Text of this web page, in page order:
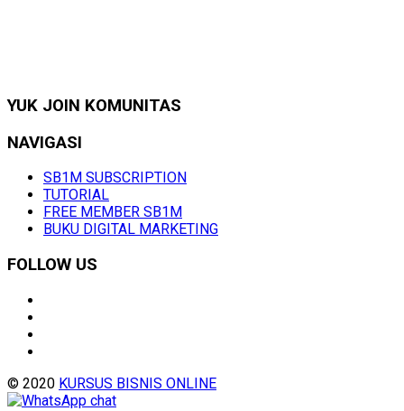
YUK JOIN KOMUNITAS
NAVIGASI
SB1M SUBSCRIPTION
TUTORIAL
FREE MEMBER SB1M
BUKU DIGITAL MARKETING
FOLLOW US
© 2020 KURSUS BISNIS ONLINE